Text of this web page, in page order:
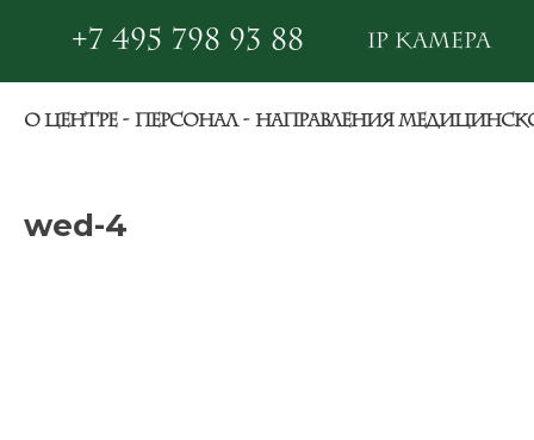
+7 495 798 93 88 IP камера
О ЦЕНТРЕ ПЕРСОНАЛ НАПРАВЛЕНИЯ
wed-4